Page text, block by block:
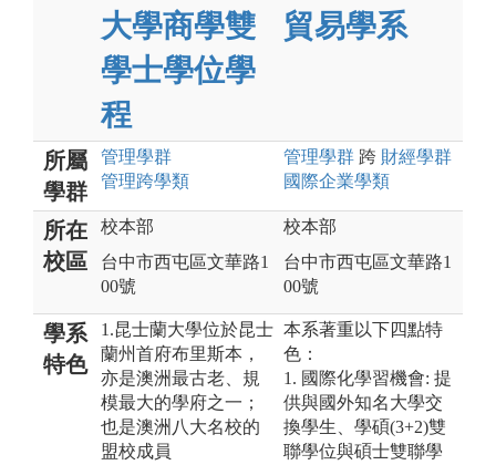
大學商學雙
學士學位學
程
貿易學系
所屬
學群
管理學群
管理跨學類
管理學群 跨 財經學群
國際企業學類
所在
校區
校本部
台中市西屯區文華路1
00號
校本部
台中市西屯區文華路1
00號
學系
特色
1.昆士蘭大學位於昆士
蘭州首府布里斯本，
亦是澳洲最古老、規
模最大的學府之一；
也是澳洲八大名校的
盟校成員
本系著重以下四點特
色：
1. 國際化學習機會: 提
供與國外知名大學交
換學生、學碩(3+2)雙
聯學位與碩士雙聯學